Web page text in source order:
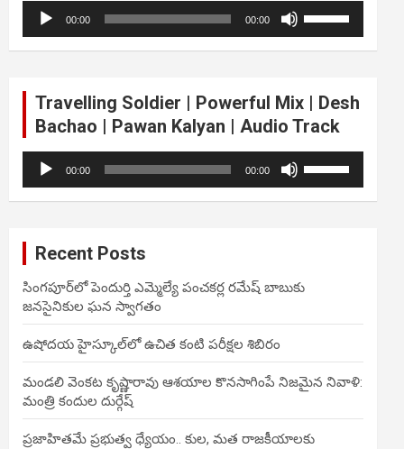
Audio
Player
00:00 00:00
Arrow
increase
or
Travelling Soldier | Powerful Mix | Desh
Bachao | Pawan Kalyan | Audio Track
Audio
Player
00:00 00:00
Arrow
decrease
Recent Posts
సింగపూర్‌లో పెందుర్తి ఎమ్మెల్యే పంచకర్ల రమేష్ బాబుకు
జనసైనికుల ఘన స్వాగతం
ఉషోదయ హైస్కూల్‌లో ఉచిత కంటి పరీక్షల శిబిరం
మండలి వెంకట కృష్ణారావు ఆశయాల కొనసాగింపే నిజమైన నివాళి:
మంత్రి కందుల దుర్గేష్
ప్రజాహితమే ప్రభుత్వ ధ్యేయం.. కుల, మత రాజకీయాలకు